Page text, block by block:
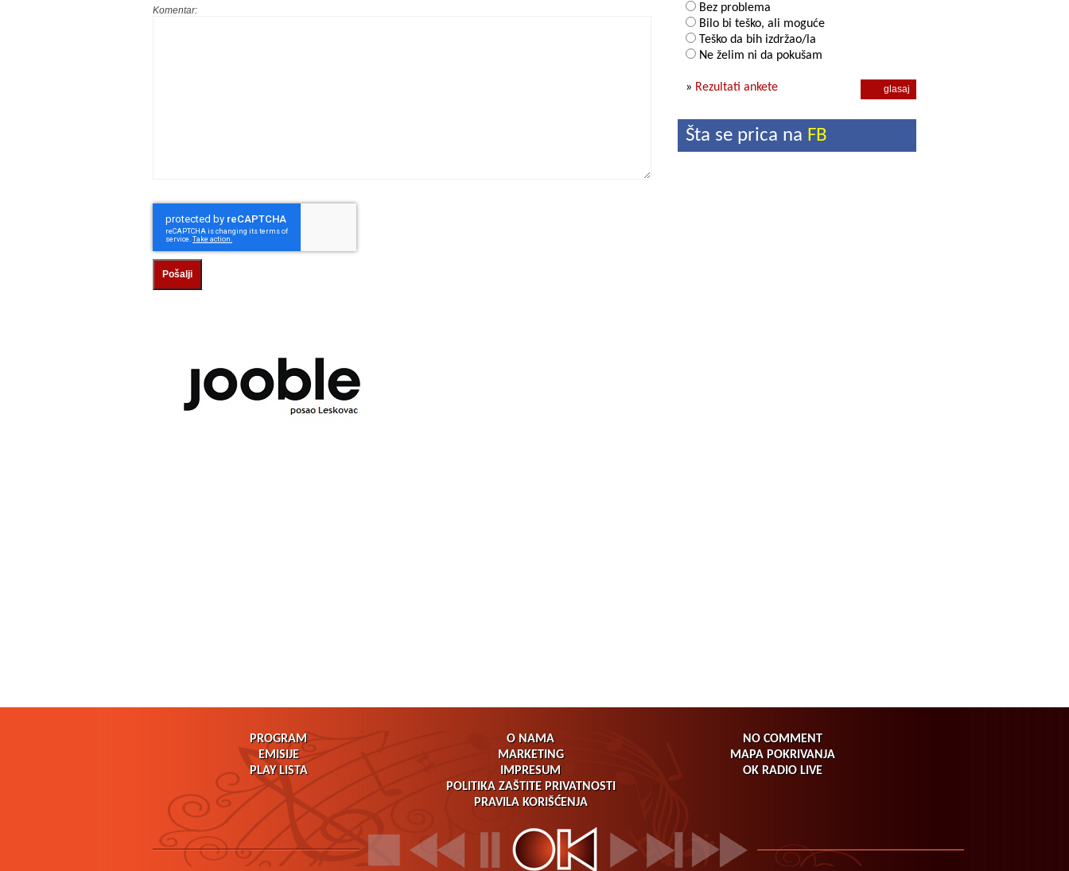
Komentar:
Pošalji
Bez problema
Bilo bi teško, ali moguće
Teško da bih izdržao/la
Ne želim ni da pokušam
» Rezultati ankete
Šta se prica na FB
PROGRAM
EMISIJE
PLAY LISTA
O NAMA
MARKETING
IMPRESUM
POLITIKA ZAŠTITE PRIVATNOSTI
PRAVILA KORIŠĆENJA
NO COMMENT
MAPA POKRIVANJA
OK RADIO LIVE